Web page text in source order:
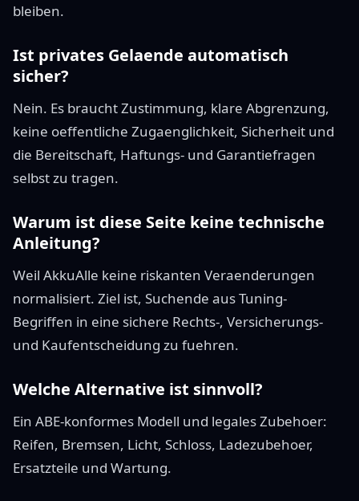
bleiben.
Ist privates Gelaende automatisch
sicher?
Nein. Es braucht Zustimmung, klare Abgrenzung,
keine oeffentliche Zugaenglichkeit, Sicherheit und
die Bereitschaft, Haftungs- und Garantiefragen
selbst zu tragen.
Warum ist diese Seite keine technische
Anleitung?
Weil AkkuAlle keine riskanten Veraenderungen
normalisiert. Ziel ist, Suchende aus Tuning-
Begriffen in eine sichere Rechts-, Versicherungs-
und Kaufentscheidung zu fuehren.
Welche Alternative ist sinnvoll?
Ein ABE-konformes Modell und legales Zubehoer:
Reifen, Bremsen, Licht, Schloss, Ladezubehoer,
Ersatzteile und Wartung.